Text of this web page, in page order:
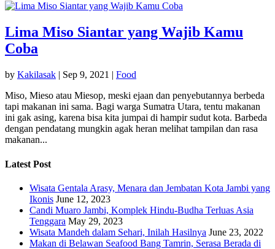
Lima Miso Siantar yang Wajib Kamu
Coba
by Kakilasak | Sep 9, 2021 | Food
Miso, Mieso atau Miesop, meski ejaan dan penyebutannya berbeda
tapi makanan ini sama. Bagi warga Sumatra Utara, tentu makanan
ini gak asing, karena bisa kita jumpai di hampir sudut kota. Barbeda
dengan pendatang mungkin agak heran melihat tampilan dan rasa
makanan...
Latest Post
Wisata Gentala Arasy, Menara dan Jembatan Kota Jambi yang
Ikonis June 12, 2023
Candi Muaro Jambi, Komplek Hindu-Budha Terluas Asia
Tenggara May 29, 2023
Wisata Mandeh dalam Sehari, Inilah Hasilnya June 23, 2022
Makan di Belawan Seafood Bang Tamrin, Serasa Berada di